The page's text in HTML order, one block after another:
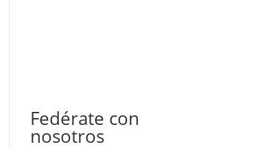
Fedérate con
nosotros